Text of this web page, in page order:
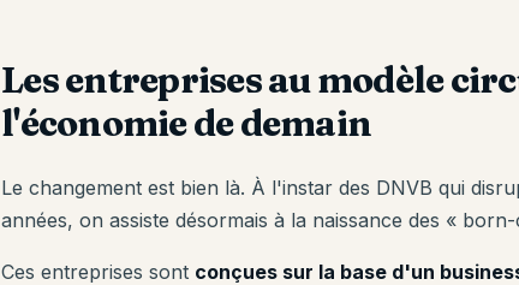
Les entreprises au modèle
l'économie de demain
Le changement est bien là. À l'instar des DNVB qui
années, on assiste désormais à la naissance des «
Ces entreprises sont conçues sur la base d'un